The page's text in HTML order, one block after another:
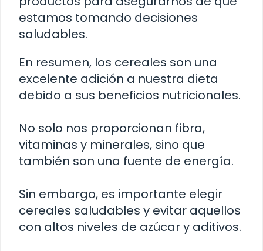
estamos tomando decisiones
saludables.
En resumen, los cereales son una
excelente adición a nuestra dieta
debido a sus beneficios nutricionales.
No solo nos proporcionan fibra,
vitaminas y minerales, sino que
también son una fuente de energía.
Sin embargo, es importante elegir
cereales saludables y evitar aquellos
con altos niveles de azúcar y aditivos.